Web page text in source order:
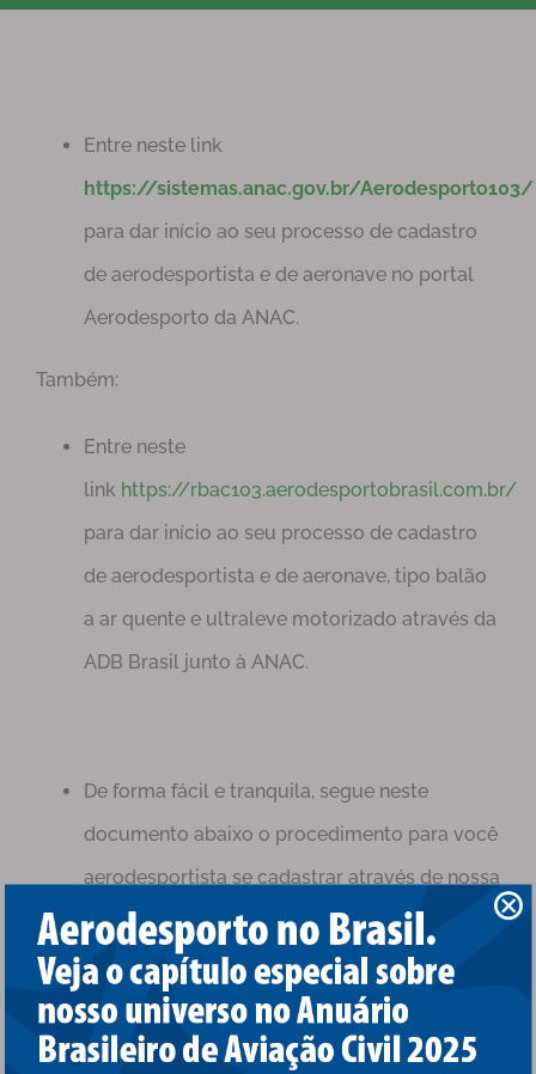
Entre neste link
https://sistemas.anac.gov.br/Aerodesporto103/
para dar início ao seu processo de cadastro
de aerodesportista e de aeronave no portal
Aerodesporto da ANAC.
Também:
Entre neste
link https://rbac103.aerodesportobrasil.com.br/
para dar início ao seu processo de cadastro
de aerodesportista e de aeronave, tipo balão
a ar quente e ultraleve motorizado através da
ADB Brasil junto à ANAC.
De forma fácil e tranquila, segue neste
documento abaixo o procedimento para você
aerodesportista se cadastrar através de nossa
entidade junto à ANAC.
ADB – Procedimentos Cadastro e
Provas
Caso prefira, este mesmo conteúdo